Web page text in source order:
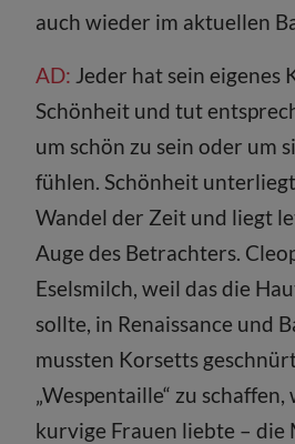
auch wieder im aktuellen
AD: Jeder hat sein eigenes
Schönheit und tut
um schön zu sein oder um
fühlen. Schönheit
Wandel der Zeit und liegt
Auge des Betrachters.
Eselsmilch, weil das die
sollte, in Renaissance und
mussten Korsetts
„Wespentaille“ zu
kurvige Frauen liebte – die